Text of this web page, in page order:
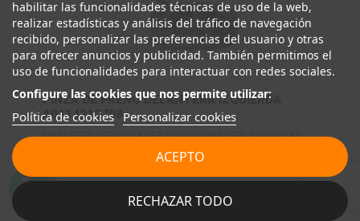
PINZA DE FRENO DELANTERA IZQUIERDA
A0114219798
MERCEDES-BENZ CLASE E CABRIO (BM 238) 2.0 CDI CAT
habilitar las funcionalidades técnicas de uso de la web,
realizar estadísticas y análisis del tráfico de navegación
recibido, personalizar las preferencias del usuario y otras
para ofrecer anuncios y publicidad. También permitimos el
uso de funcionalidades para interactuar con redes sociales.
Configure las cookies que nos permite utilizar:
Política de cookies Personalizar cookies
RECHAZAR TODO
ACEPTO